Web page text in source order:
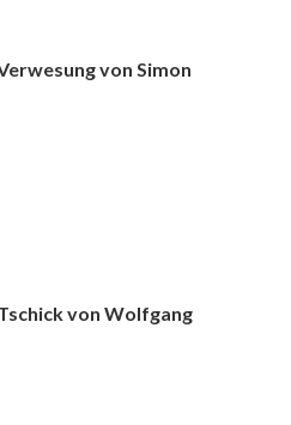
von Simon
von Wolfgang